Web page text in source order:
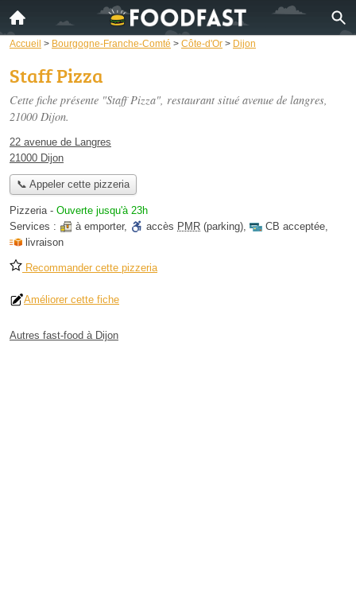
Accueil > Bourgogne-Franche-Comté > Côte-d'Or > Dijon
Staff Pizza
Cette fiche présente "Staff Pizza", restaurant situé avenue de langres,
21000 Dijon.
22 avenue de Langres
21000 Dijon
📞 Appeler cette pizzeria
Pizzeria- Ouverte jusqu'à 23h
Services :
à emporter, accès PMR (parking), CB acceptée,
livraison
Recommander cette pizzeria
Améliorer cette fiche
Autres fast-food à Dijon